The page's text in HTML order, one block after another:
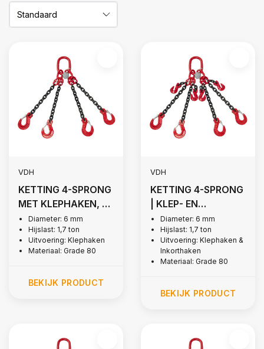
VDH
KETTING 4-SPRONG
MET KLEPHAKEN, Ø
6 MM
Diameter: 6 mm
Hijslast: 1,7 ton
Uitvoering: Klephaken
Materiaal: Grade 80
BEKIJK PRODUCT
VDH
KETTING 4-SPRONG
| KLEP- EN
INKORTHAKEN,
GRADE 80
Diameter: 6 mm
Hijslast: 1,7 ton
Uitvoering: Klephaken &
Inkorthaken
Materiaal: Grade 80
BEKIJK PRODUCT